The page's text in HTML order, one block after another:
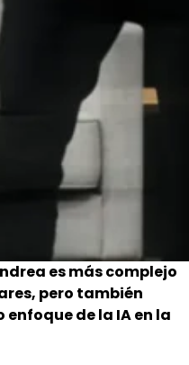
es más complejo
pero también
de la IA en la